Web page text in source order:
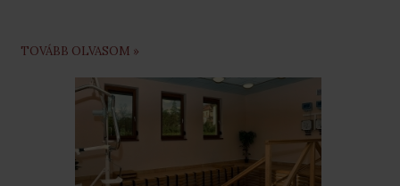
TOVÁBB OLVASOM »